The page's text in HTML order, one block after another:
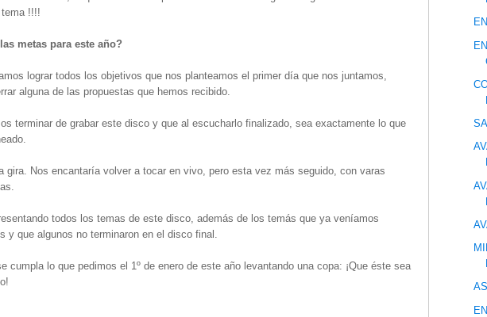
!!!!
metas para este año?
lograr todos los objetivos que nos planteamos el primer día que nos juntamos,
alguna de las propuestas que hemos recibido.
terminar de grabar este disco y que al escucharlo finalizado, sea exactamente lo que
gira. Nos encantaría volver a tocar en vivo, pero esta vez más seguido, con varas
todos los temas de este disco, además de los temás que ya veníamos
y que algunos no terminaron en el disco final.
cumpla lo que pedimos el 1º de enero de este año levantando una copa: ¡Que éste sea